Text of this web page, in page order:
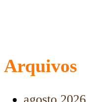
Arquivos